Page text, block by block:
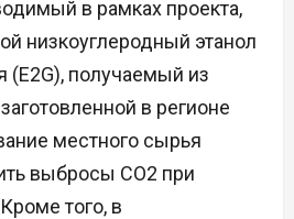
в рамках проекта,
низкоуглеродный этанол
(E2G), получаемый из
в регионе
местного сырья
выбросы CO2 при
того, в